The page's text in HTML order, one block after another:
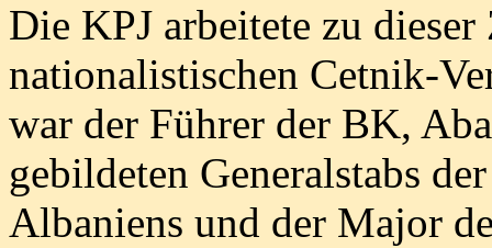
Die KPJ arbeitete zu
nationalistischen Cetnik-
war der Führer der BK,
gebildeten Generalstabs
Albaniens und der Major